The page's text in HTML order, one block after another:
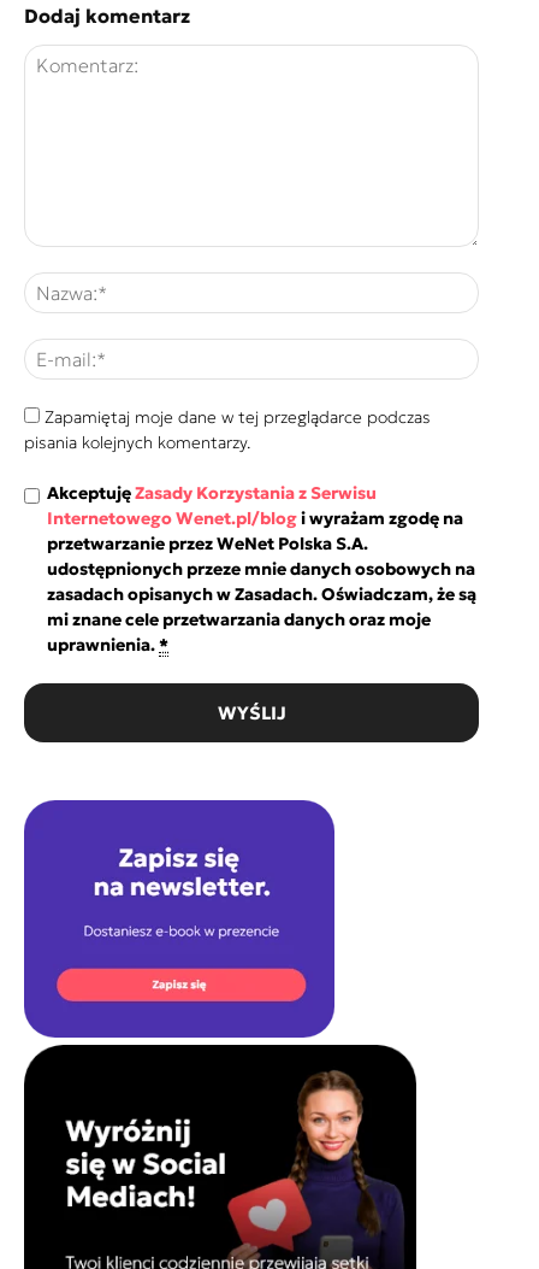
Dodaj komentarz
Zapamiętaj moje dane w tej przeglądarce podczas
pisania kolejnych komentarzy.
AkceptujęZasady Korzystania z Serwisu
Internetowego Wenet.pl/blogi wyrażam zgodę na
przetwarzanie przez WeNet Polska S.A.
udostępnionych przeze mnie danych osobowych na
zasadach opisanych w Zasadach. Oświadczam, że są
mi znane cele przetwarzania danych oraz moje
uprawnienia.*